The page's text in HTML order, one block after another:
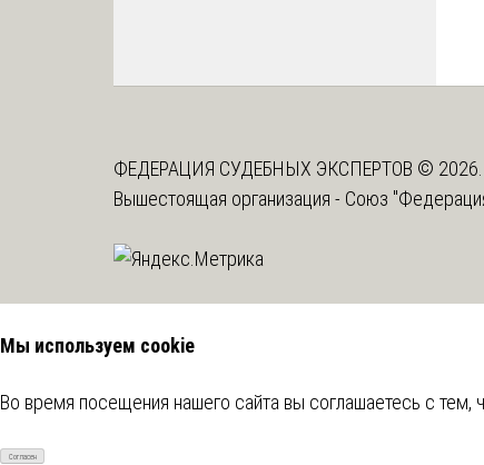
ФЕДЕРАЦИЯ СУДЕБНЫХ ЭКСПЕРТОВ © 2026.
Вышестоящая организация - Союз
Мы используем cookie
Во время посещения нашего сайта вы соглашаетесь с
Согласен